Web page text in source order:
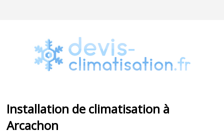
Installation de climatisation à
Arcachon